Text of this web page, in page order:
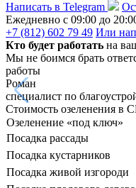
Написать в Telegram
Ежедневно c 09:00 до
+7 (812) 602 79 49 Или
Кто будет работать на
Мы не боимся брать
работы
Роман
специалист по
Стоимость озеленения в
Озеленение «под ключ»
Посадка рассады
Посадка кустарников
Посадка живой изгороди